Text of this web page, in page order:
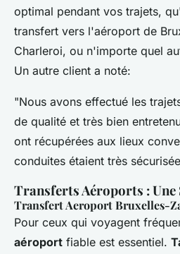
optimal pendant vos trajets,
transfert vers l'aéroport de
Charleroi, ou n'importe quel
Un autre client a noté:
"Nous avons effectué les
de qualité et très bien
ont récupérées aux lieux
conduites étaient très
Transferts Aéroports :
Transfert Aeroport Bruxelles-
Pour ceux qui voyagent
aéroport fiable est essentiel.